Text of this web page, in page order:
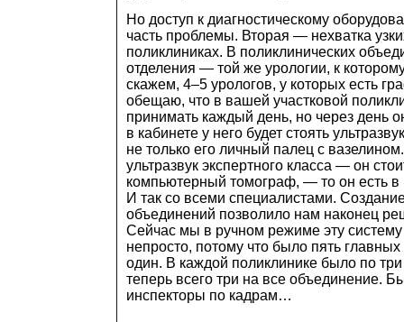
Но доступ к диагностическому
часть проблемы. Вторая — нехватка
поликлиниках. В поликлинических
отделения — той же урологии, к
скажем, 4–5 урологов, у которых есть
обещаю, что в вашей участковой
принимать каждый день, но через день
в кабинете у него будет стоять
не только его личный палец с
ультразвук экспертного класса — он
компьютерный томограф, — то он есть в
И так со всеми специалистами.
объединений позволило нам наконец
Сейчас мы в ручном режиме эту
непросто, потому что было пять
один. В каждой поликлинике было по три
теперь всего три на все объединение.
инспекторы по кадрам…